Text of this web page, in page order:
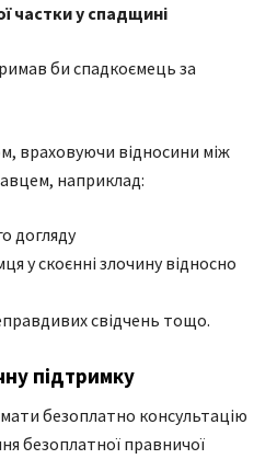
частки у спадщині
би спадкоємець за
враховуючи відносини між
наприклад:
догляду
у скоєнні злочину відносно
свідчень тощо.
підтримку
безоплатно консультацію
безоплатної правничої